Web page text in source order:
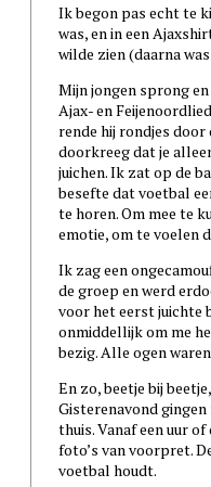
Ik begon pas echt te
was, en in een
wilde zien (daarna
Mijn jongen sprong
Ajax- en
rende hij rondjes door
doorkreeg dat je
juichen. Ik zat op de
besefte dat voetbal
te horen. Om mee te
emotie, om te voelen
Ik zag een
de groep en werd
voor het eerst juichte
onmiddellijk om me
bezig. Alle ogen
En zo, beetje bij
Gisterenavond
thuis. Vanaf een uur
foto’s van voorpret.
voetbal houdt.